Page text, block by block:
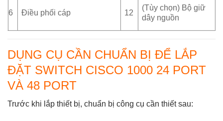
6 Điều phối cáp 12
(Tùy chọn) Bộ giữ
dây nguồn
DỤNG CỤ CẦN CHUẨN BỊ ĐỂ LẮP
ĐẶT SWITCH CISCO 1000 24 PORT
VÀ 48 PORT
Trước khi lắp thiết bị, chuẩn bị công cụ cần thiết sau: